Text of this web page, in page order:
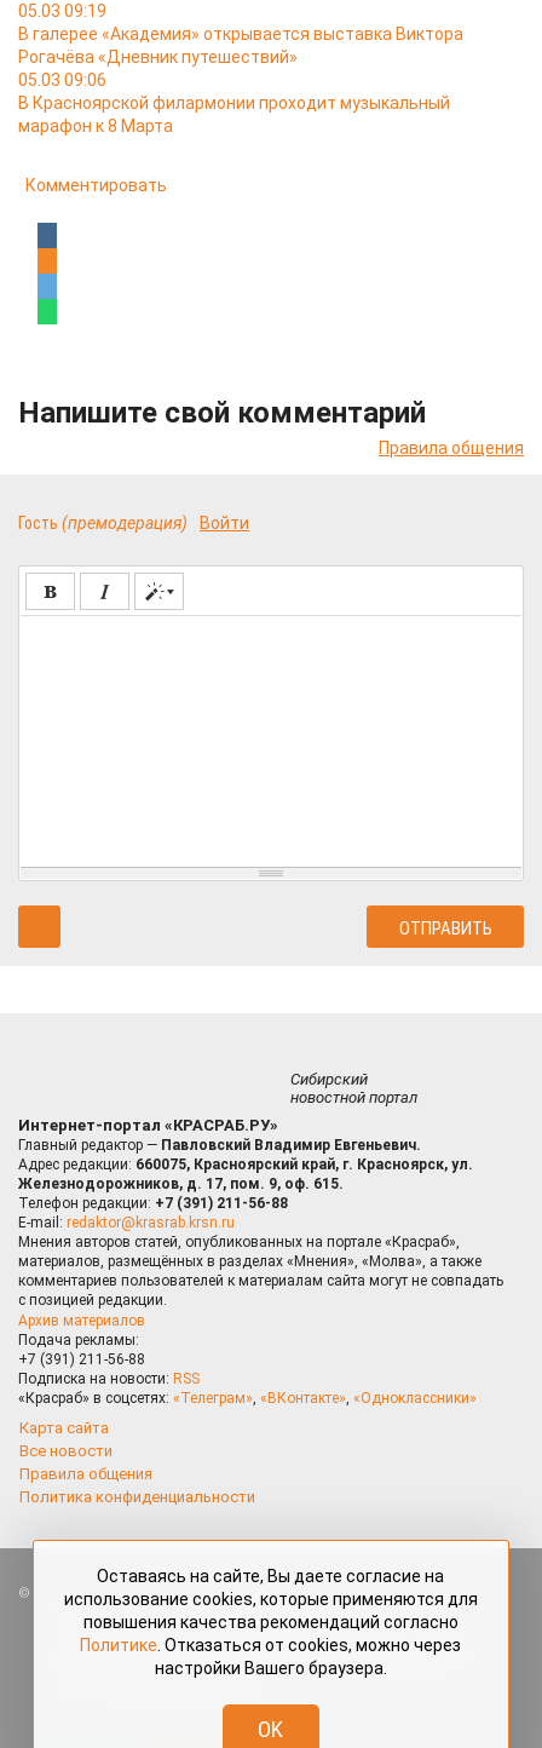
05.03 09:19
В галерее «Академия» открывается выставка Виктора
Рогачёва «Дневник путешествий»
05.03 09:06
В Красноярской филармонии проходит музыкальный
марафон к 8 Марта
Комментировать
Напишите свой комментарий
Правила общения
Гость (премодерация) Войти
Сибирский
новостной портал
Интернет-портал «КРАСРАБ.РУ»
Главный редактор — Павловский Владимир Евгеньевич.
Адрес редакции: 660075, Красноярский край, г. Красноярск, ул.
Железнодорожников, д. 17, пом. 9, оф. 615.
Телефон редакции: +7 (391) 211-56-88
E-mail: redaktor@krasrab.krsn.ru
Мнения авторов статей, опубликованных на портале «Красраб»,
материалов, размещённых в разделах «Мнения», «Молва», а также
комментариев пользователей к материалам сайта могут не совпадать
с позицией редакции.
Архив материалов
Подача рекламы:
+7 (391) 211-56-88
Подписка на новости: RSS
«Красраб» в соцсетях: «Телеграм», «ВКонтакте», «Одноклассники»
Карта сайта
Все новости
Правила общения
Политика конфиденциальности
Все права защищены. Любые материалы, размещённые на портале
«Красраб.ру» сотрудниками редакции, нештатными авторами
и читателями, являются объектами авторского права. Полное или
частичное использование материалов, размещённых на портале
«Красраб.ру», допускается только с письменного согласия редакции
redaktor@krasrab.krsn.ru.
Оставаясь на сайте, Вы даете согласие на
использование cookies, которые применяются для
повышения качества рекомендаций согласно
Политике . Отказаться от cookies, можно через
настройки Вашего браузера.
OK